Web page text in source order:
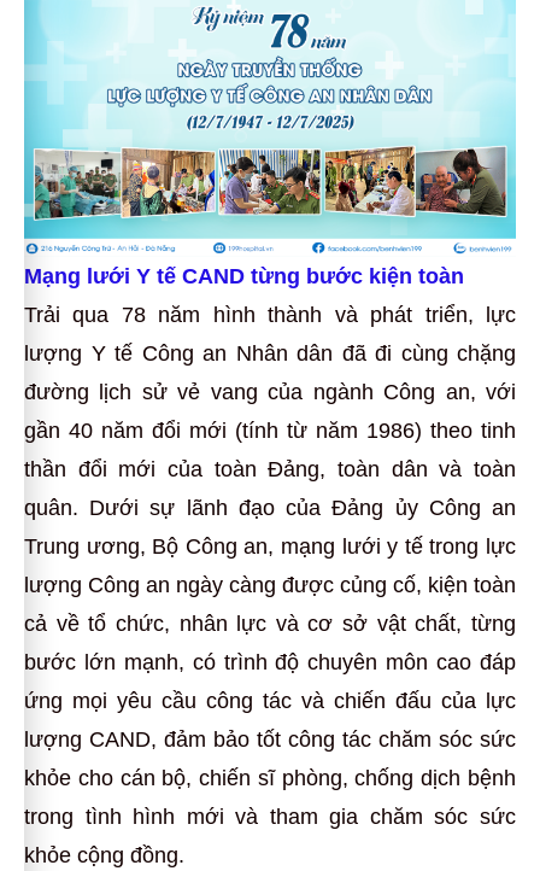
Mạng lưới Y tế CAND từng bước kiện toàn
Trải qua 78 năm hình thành và phát triển, lực
lượng Y tế Công an Nhân dân đã đi cùng chặng
đường lịch sử vẻ vang của ngành Công an, với
gần 40 năm đổi mới (tính từ năm 1986) theo tinh
thần đổi mới của toàn Đảng, toàn dân và toàn
quân. Dưới sự lãnh đạo của Đảng ủy Công an
Trung ương, Bộ Công an, mạng lưới y tế trong lực
lượng Công an ngày càng được củng cố, kiện toàn
cả về tổ chức, nhân lực và cơ sở vật chất, từng
bước lớn mạnh, có trình độ chuyên môn cao đáp
ứng mọi yêu cầu công tác và chiến đấu của lực
lượng CAND, đảm bảo tốt công tác chăm sóc sức
khỏe cho cán bộ, chiến sĩ phòng, chống dịch bệnh
trong tình hình mới và tham gia chăm sóc sức
khỏe cộng đồng.